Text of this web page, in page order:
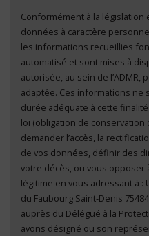
En cliquant sur
de mes données à
Conformément à la
données à caractère
les informations recueillies
automatisé et sont mises à disposition de toute personne
autorisée, au sein de
adaptée. Ces informations
durée adéquate à cette
loi (obligation de
demander l’accès, la
de vos données, définir des
votre décès, ou vous
légitime en vous adressant à :
du Faubourg Saint-Denis
auprès du Délégué à la
avons désigné ou son